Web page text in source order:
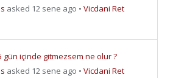
asked 12 sene ago • Vicdani Ret
gün içinde gitmezsem ne olur ?
asked 12 sene ago • Vicdani Ret